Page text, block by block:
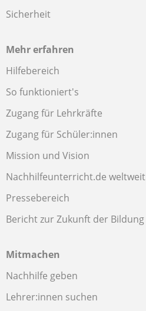
Sicherheit
Mehr erfahren
Hilfebereich
So funktioniert's
Zugang für Lehrkräfte
Zugang für Schüler:innen
Mission und Vision
Nachhilfeunterricht.de weltweit
Pressebereich
Bericht zur Zukunft der Bildung
Mitmachen
Nachhilfe geben
Lehrer:innen suchen